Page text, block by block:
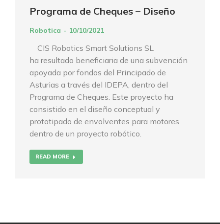
Programa de Cheques – Diseño
Robotica 10/10/2021
CIS Robotics Smart Solutions SL
ha resultado beneficiaria de una subvención
apoyada por fondos del Principado de
Asturias a través del IDEPA, dentro del
Programa de Cheques. Este proyecto ha
consistido en el diseño conceptual y
prototipado de envolventes para motores
dentro de un proyecto robótico.
READ MORE